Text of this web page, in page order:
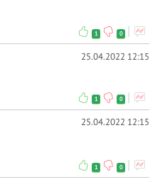
1 0
25.04.2022 12:15
1 0
25.04.2022 12:15
1 0